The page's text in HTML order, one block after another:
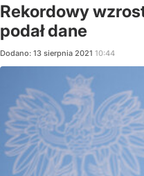
Rekordowy
podał dane
Dodano: 13 sierpnia 2021 10:44